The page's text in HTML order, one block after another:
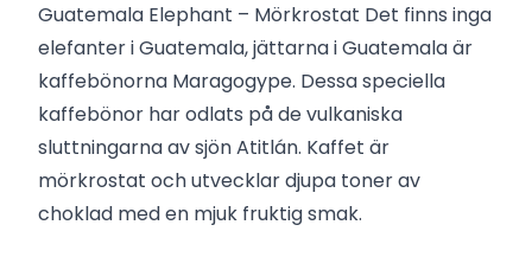
Guatemala Elephant – Mörkrostat Det finns inga
elefanter i Guatemala, jättarna i Guatemala är
kaffebönorna Maragogype. Dessa speciella
kaffebönor har odlats på de vulkaniska
sluttningarna av sjön Atitlán. Kaffet är
mörkrostat och utvecklar djupa toner av
choklad med en mjuk fruktig smak.